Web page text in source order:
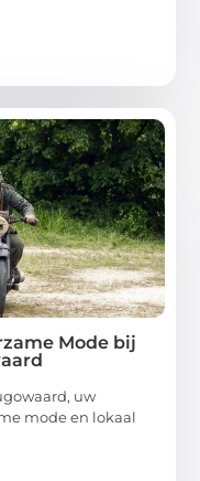
Mode bij
uw
mode en lokaal